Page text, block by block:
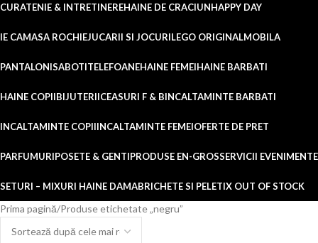
CURATENIE & INTRETINEREHAINE DE CRACIUNHAPPY DAY
IE CAMASA ROCHIEJUCARII SI JOCURILEGO ORIGINALMOBILA
PANTALONISABOTITELEFOANEHAINE FEMEIHAINE BARBATI
HAINE COPIIBIJUTERIICEASURI F & BINCALTAMINTE BARBATI
INCALTAMINTE COPIIINCALTAMINTE FEMEIOFERTE DE PRET
PARFUMURIPOSETE & GENTIPRODUSE EN-GROSSERVICII EVENIMENTE
SETURI – MIXURI HAINE DAMABRICHETE SI PELETIX OUT OF STOCK
Prima pagină Produse etichetate „negru”